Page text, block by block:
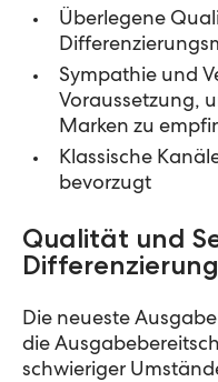
Überlegene
Sympathie und
Voraussetzung,
Marken zu
Klassische
bevorzugt
Qualität und
Die neueste
die
schwieriger